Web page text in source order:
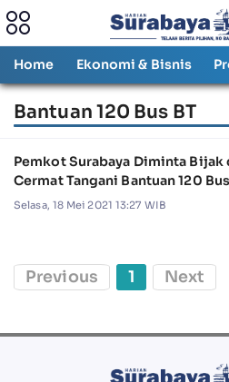
Home Ekonomi & Bisnis
Bantuan 120 Bus BT
Pemkot Surabaya Diminta Bijak
Cermat Tangani Bantuan 120
Selasa, 18 Mei 2021 13:27 WIB
Previous 1 Next